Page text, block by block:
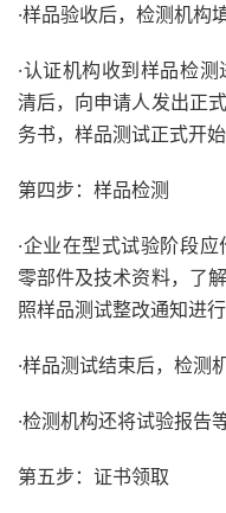
·样品验收后，检测机构
·认证机构收到样品检
清后，向申请人发出正
务书，样品测试正式开始
第四步：样品检测
·企业在型式试验阶段
零部件及技术资料，了
照样品测试整改通知进行
·样品测试结束后，检测
·检测机构还将试验报告
第五步：证书领取